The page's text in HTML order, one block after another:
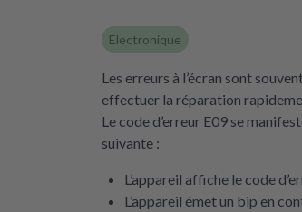
Électronique
Les erreurs à l’écran sont
effectuer la réparation
Le code d’erreur E09 se
suivante :
L’appareil affiche le code
L’appareil émet un bip en